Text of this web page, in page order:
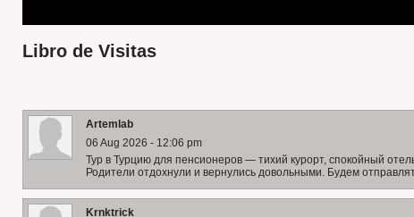
Libro de Visitas
Artemlab
06 Aug 2026 - 12:06 pm
Тур в Турцию для пенсионеров — тихий курорт, спокойный
Родители отдохнули и вернулись довольными. Будем
Krnktrick